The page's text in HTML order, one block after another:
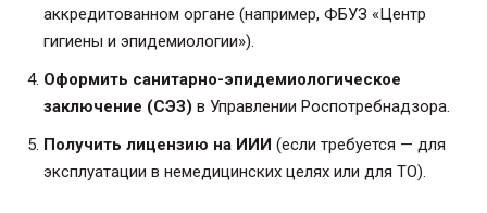
аккредитованном органе (например, ФБУЗ «Центр
гигиены и эпидемиологии»).
Оформить санитарно-эпидемиологическое
заключение (СЭЗ) в Управлении Роспотребнадзора.
Получить лицензию на ИИИ (если требуется — для
эксплуатации в немедицинских целях или для ТО).